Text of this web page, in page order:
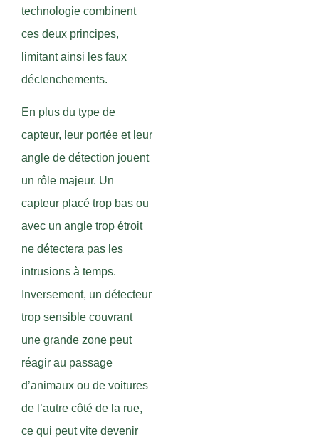
technologie combinent
ces deux principes,
limitant ainsi les faux
déclenchements.
En plus du type de
capteur, leur portée et leur
angle de détection jouent
un rôle majeur. Un
capteur placé trop bas ou
avec un angle trop étroit
ne détectera pas les
intrusions à temps.
Inversement, un détecteur
trop sensible couvrant
une grande zone peut
réagir au passage
d’animaux ou de voitures
de l’autre côté de la rue,
ce qui peut vite devenir